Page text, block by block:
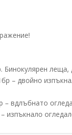
Бинокулярен
– двойно
вдлъбнато
изпъкнало